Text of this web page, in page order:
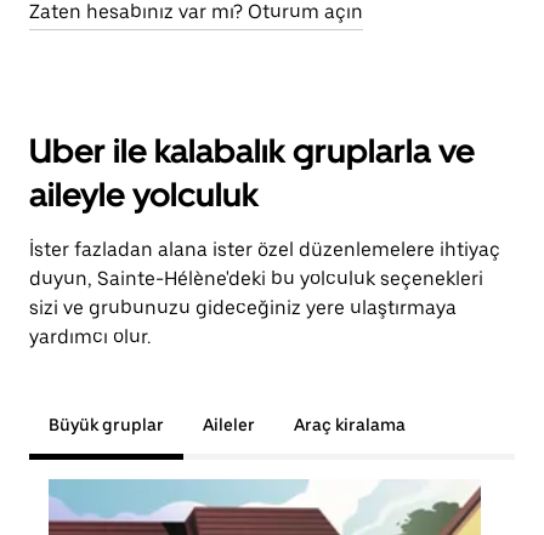
Zaten hesabınız var mı? Oturum açın
Uber ile kalabalık gruplarla ve
aileyle yolculuk
İster fazladan alana ister özel düzenlemelere ihtiyaç
duyun, Sainte-Hélène'deki bu yolculuk seçenekleri
sizi ve grubunuzu gideceğiniz yere ulaştırmaya
yardımcı olur.
Büyük gruplar Aileler Araç kiralama